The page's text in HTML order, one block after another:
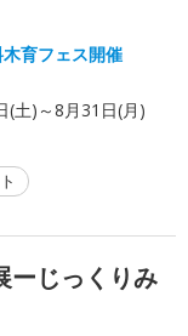
育フェス開催
(土)～8月31日(月)
ーじっくりみ